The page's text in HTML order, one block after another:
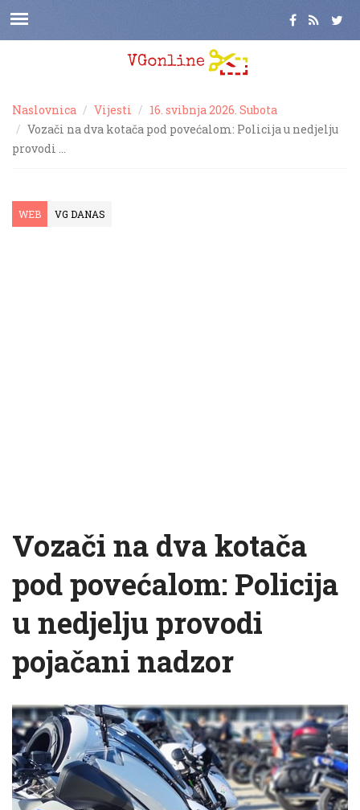
Naslovnica Vijesti
16. svibnja 2026. Subota
Vozači na dva kotača pod povećalom: Policija u nedjelju
provodi …
WEB VG DANAS
Vozači na dva kotača
pod povećalom: Policija
u nedjelju provodi
pojačani nadzor